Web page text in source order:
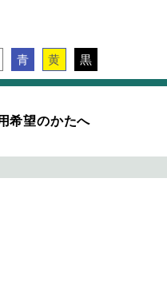
青 黄 黒
希望のかたへ